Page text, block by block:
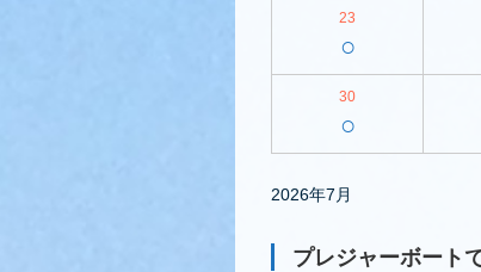
23
○
30
○
2026年7月
プレジャーボート